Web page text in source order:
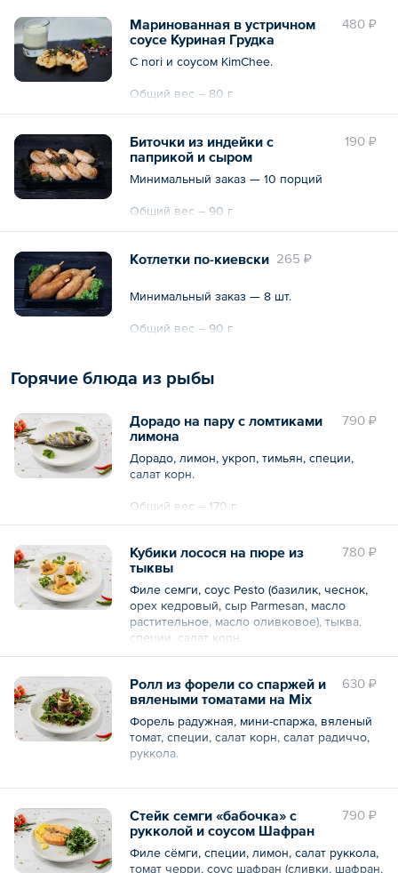
480 ₽
Маринованная в устричном
соусе Куриная Грудка
С nori и соусом KimChee.
Общий вес – 80 г
190 ₽
Биточки из индейки с
паприкой и сыром
Минимальный заказ — 10 порций
Общий вес – 90 г
265 ₽
Котлетки по-киевски
Минимальный заказ — 8 шт.
Общий вес – 90 г
Горячие блюда из рыбы
790 ₽
Дорадо на пару с ломтиками
лимона
Дорадо, лимон, укроп, тимьян, специи,
салат корн.
Общий вес – 170 г
780 ₽
Кубики лосося на пюре из
тыквы
Филе семги, соус Pesto (базилик, чеснок,
орех кедровый, сыр Parmesan, масло
растительное, масло оливковое), тыква,
специи, салат корн.
Общий вес – 170 г
630 ₽
Ролл из форели со спаржей и
вялеными томатами на Mix
салате
Форель радужная, мини-спаржа, вяленый
томат, специи, салат корн, салат радиччо,
руккола.
Общий вес – 180 г 790 ₽
Стейк семги «бабочка» с
рукколой и соусом Шафран
Филе сёмги, специи, лимон, салат руккола,
томат черри, соус шафран (сливки, шафран,